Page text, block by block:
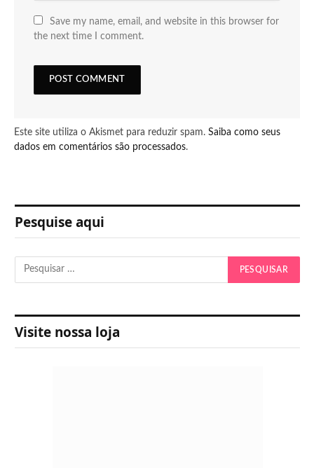
Save my name, email, and website in this browser for
the next time I comment.
Este site utiliza o Akismet para reduzir spam. Saiba como seus
dados em comentários são processados.
Pesquise aqui
Visite nossa loja